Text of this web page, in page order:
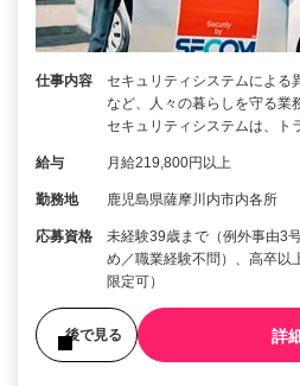
仕事内容
セキュリティシステムによる
など、人々の暮らしを守る
セキュリティシステムは、ト
給与 月給219,800円以上
勤務地 鹿児島県薩摩川内市内各所
応募資格
未経験39歳まで（例外事由3
め／職業経験不問）、高卒
限定可）
後で見る 詳